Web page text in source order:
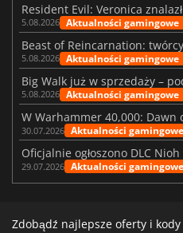
5.08.2026 Aktualności gamingowe
5.08.2026 Aktualności gamingowe
5.08.2026 Aktualności gamingowe
30.07.2026 Aktualności gamingowe
Oficjalnie ogłoszono DLC
29.07.2026 Aktualności gamingowe
Zdobądź najlepsze oferty i